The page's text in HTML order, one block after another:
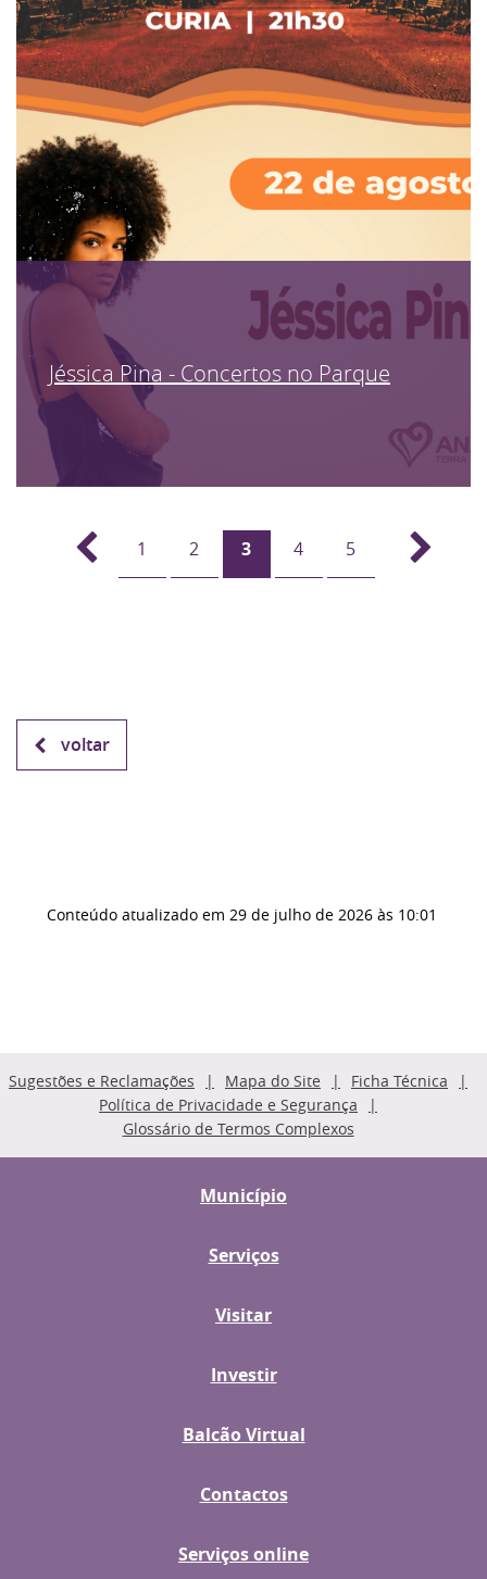
Jéssica Pina - Concertos no Parque
1 2 3 4 5
voltar
Conteúdo atualizado em 29 de julho de 2026 às 10:01
Sugestões e Reclamações Mapa do Site
Ficha Técnica
Política de Privacidade e Segurança
Glossário de Termos Complexos
Município
Serviços
Visitar
Investir
Balcão Virtual
Contactos
Serviços online